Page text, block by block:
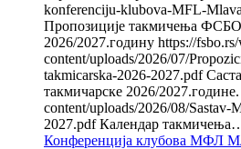
konferenciju-klubova-MFL-
Пропозиције такмичења ФСБО
2026/2027.годину https://
content/uploads/2026/07/
takmicarska-2026-2027.pdf
такмичарске 2026/
content/uploads/2026/08/
2027.pdf Календар
Конференција клубова МФЛ